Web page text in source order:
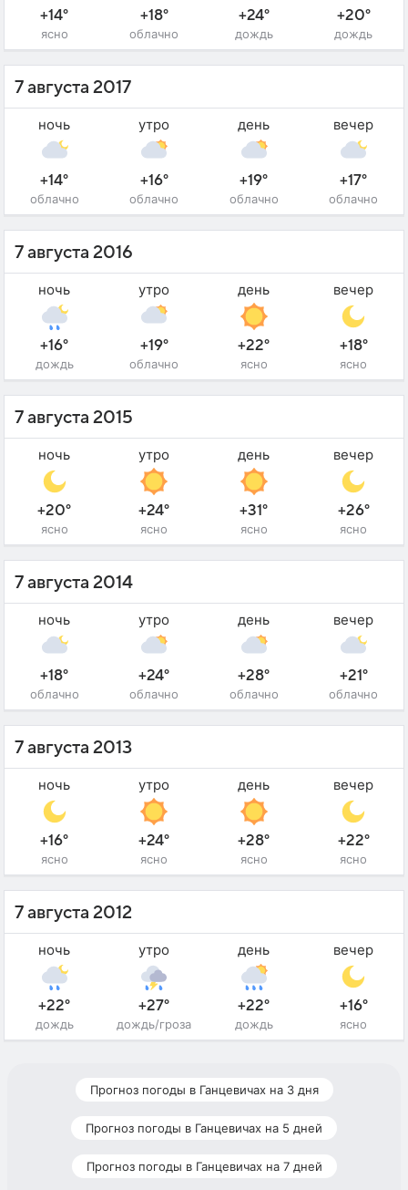
+14°
ясно
+18°
облачно
+24°
дождь
+20°
дождь
7 августа 2017
ночь
+14°
облачно
утро
+16°
облачно
день
+19°
облачно
вечер
+17°
облачно
7 августа 2016
ночь
+16°
дождь
утро
+19°
облачно
день
+22°
ясно
вечер
+18°
ясно
7 августа 2015
ночь
+20°
ясно
утро
+24°
ясно
день
+31°
ясно
вечер
+26°
ясно
7 августа 2014
ночь
+18°
облачно
утро
+24°
облачно
день
+28°
облачно
вечер
+21°
облачно
7 августа 2013
ночь
+16°
ясно
утро
+24°
ясно
день
+28°
ясно
вечер
+22°
ясно
7 августа 2012
ночь
+22°
дождь
утро
+27°
дождь/гроза
день
+22°
дождь
вечер
+16°
ясно
Прогноз погоды в Ганцевичах на 3 дня
Прогноз погоды в Ганцевичах на 5 дней
Прогноз погоды в Ганцевичах на 7 дней